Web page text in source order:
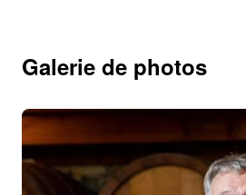
Galerie de photos